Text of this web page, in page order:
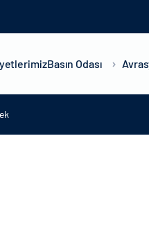
Basın Odası